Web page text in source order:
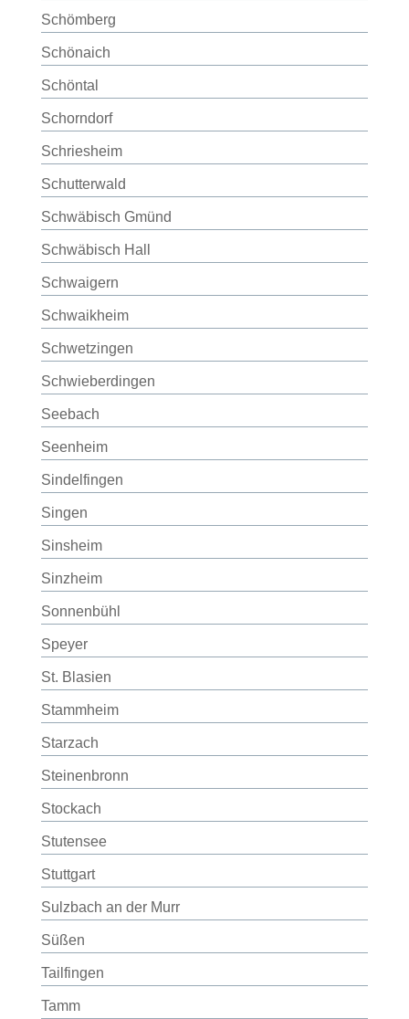
Schömberg
Schönaich
Schöntal
Schorndorf
Schriesheim
Schutterwald
Schwäbisch Gmünd
Schwäbisch Hall
Schwaigern
Schwaikheim
Schwetzingen
Schwieberdingen
Seebach
Seenheim
Sindelfingen
Singen
Sinsheim
Sinzheim
Sonnenbühl
Speyer
St. Blasien
Stammheim
Starzach
Steinenbronn
Stockach
Stutensee
Stuttgart
Sulzbach an der Murr
Süßen
Tailfingen
Tamm